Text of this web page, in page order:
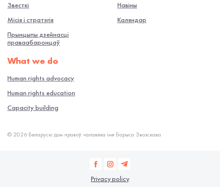
Звесткі
Місія і стратэгія
Прынцыпы дзейнасці
праваабаронцаў
Навiны
Каляндар
What we do
Human rights advocacy
Human rights education
Capacity building
© 2026 Беларускі дом правоў чалавека імя Барыса Звозскава
Privacy policy